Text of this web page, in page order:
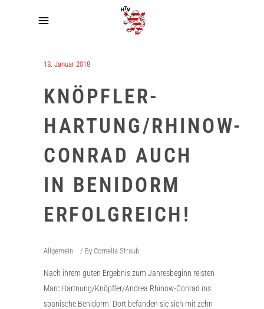
18. Januar 2018
KNÖPFLER-
HARTUNG/RHINOW-
CONRAD AUCH
IN BENIDORM
ERFOLGREICH!
Allgemein By Cornelia Straub
Nach ihrem guten Ergebnis zum Jahresbeginn reisten
Marc Hartnung/Knöpfler/Andrea Rhinow-Conrad ins
spanische Benidorm. Dort befanden sie sich mit zehn